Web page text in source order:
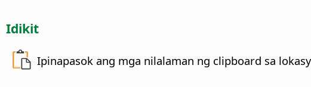
Idikit
Ipinapasok ang mga nilalaman ng clipboard sa